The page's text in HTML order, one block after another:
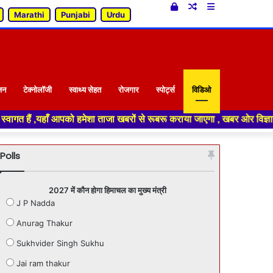
Marathi Punjabi Urdu
Sidebar
Random
Log
टेक्नोलॉजी स्वाथ्य सेहत रोजगार स्पोर्ट्स विडिओ
खबरों से रूबरू कराया जाएगा , खबर ओर विज्ञापन के लिए संपर्क करे
Polls
2027 में कौन होगा हिमाचल का मुख्य मंत्री
J P Nadda
Anurag Thakur
Sukhvider Singh Sukhu
Jai ram thakur